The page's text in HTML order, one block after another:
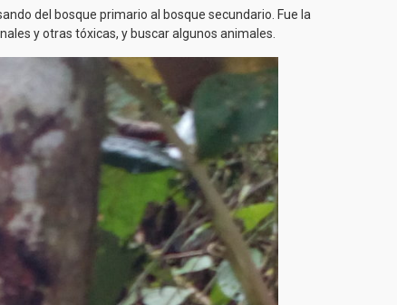
del bosque primario al bosque secundario. Fue la
y otras tóxicas, y buscar algunos animales.